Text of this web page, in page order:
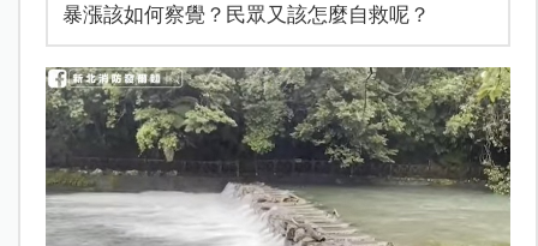
暴漲該如何察覺？民眾又該怎麼自救呢？